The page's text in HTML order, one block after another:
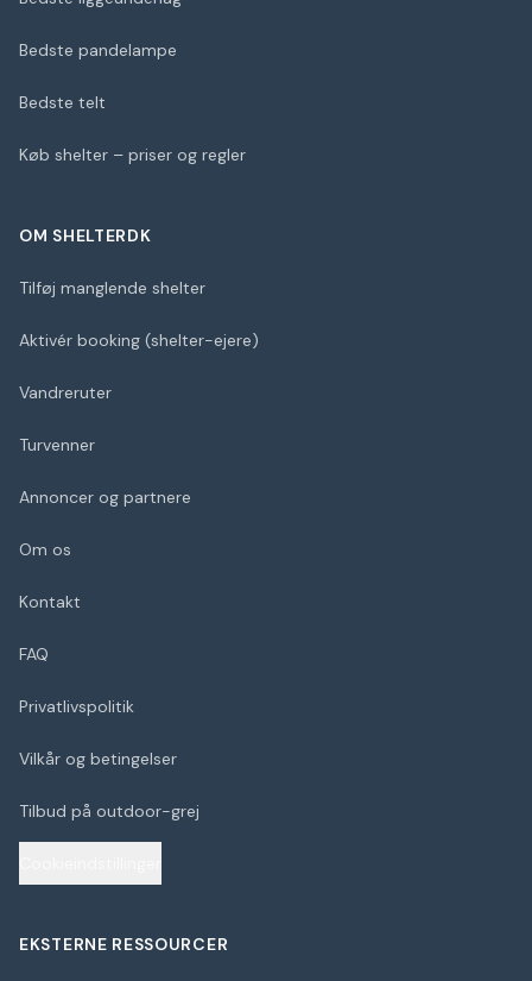
Bedste pandelampe
Bedste telt
Køb shelter – priser og regler
OM SHELTERDK
Tilføj manglende shelter
Aktivér booking (shelter-ejere)
Vandreruter
Turvenner
Annoncer og partnere
Om os
Kontakt
FAQ
Privatlivspolitik
Vilkår og betingelser
Tilbud på outdoor-grej
EKSTERNE RESSOURCER